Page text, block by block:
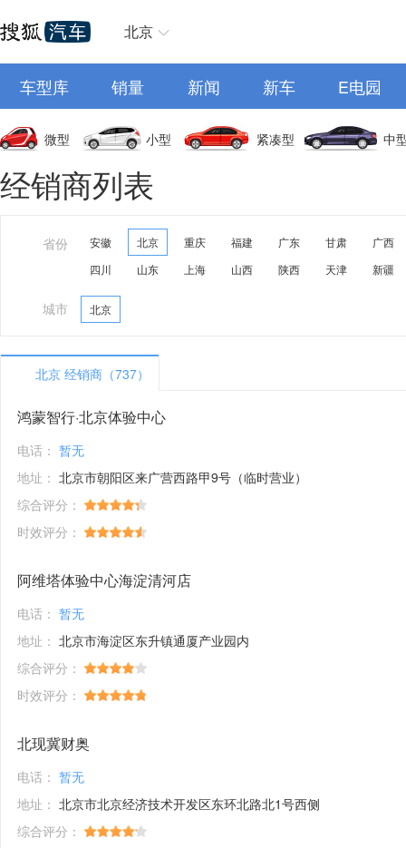
北京
车型库 销量 新闻 新车 E电园
微型 小型 紧凑型 中
经销商列表
省份 安徽 北京 重庆 福建 广东 甘肃
广西
四川
山东 上海 山西 陕西 天津 新疆
城市 北京
北京 经销商（737）
鸿蒙智行·北京体验中心
电话： 暂无
地址： 北京市朝阳区来广营西路甲9号（临时营业）
综合评分：
时效评分：
阿维塔体验中心海淀清河店
电话： 暂无
地址： 北京市海淀区东升镇通厦产业园内
综合评分：
时效评分：
北现冀财奥
电话： 暂无
地址： 北京市北京经济技术开发区东环北路北1号西侧
综合评分：